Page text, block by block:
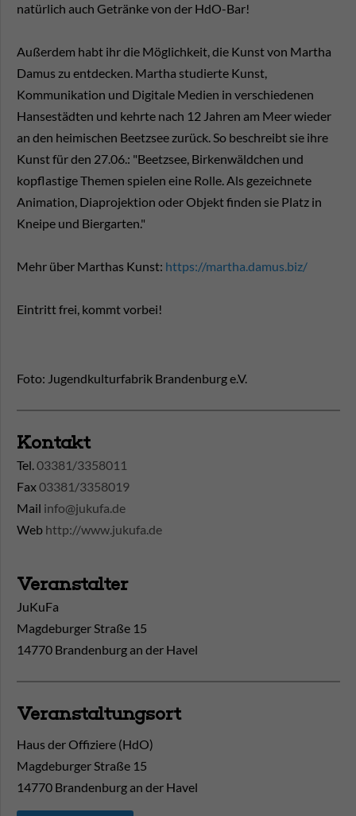
natürlich auch Getränke von der HdO-Bar!
Außerdem habt ihr die Möglichkeit, die Kunst von Martha
Damus zu entdecken. Martha studierte Kunst,
Kommunikation und Digitale Medien in verschiedenen
Hansestädten und kehrte nach 12 Jahren am Meer wieder
an den heimischen Beetzsee zurück. So beschreibt sie ihre
Kunst für den 27.06.: "Beetzsee, Birkenwäldchen und
kopflastige Themen spielen eine Rolle. Als gezeichnete
Animation, Diaprojektion oder Objekt finden sie Platz in
Kneipe und Biergarten."
Mehr über Marthas Kunst: https://martha.damus.biz/
Eintritt frei, kommt vorbei!
Foto: Jugendkulturfabrik Brandenburg e.V.
Kontakt
Tel.03381/3358011
Fax03381/3358019
Mail info@jukufa.de
Web http://www.jukufa.de
Veranstalter
JuKuFa
Magdeburger Straße 15
14770 Brandenburg an der Havel
Veranstaltungsort
Haus der Offiziere (HdO)
Magdeburger Straße 15
14770 Brandenburg an der Havel